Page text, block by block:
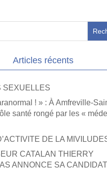
Articles récents
SEXUELLES
! » : À Amfreville-
santé rongé par les «
DE LA
CATALAN THIERRY
ANNONCE SA